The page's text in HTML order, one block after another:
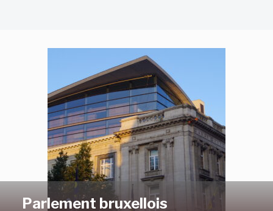
Parlement bruxellois